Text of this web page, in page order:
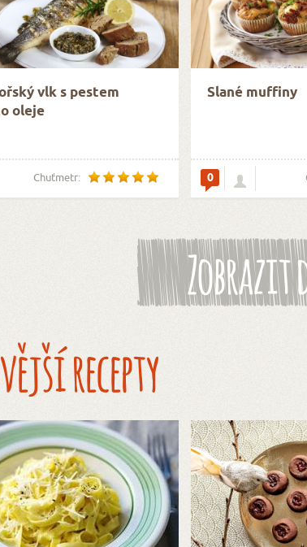
vlk s pestem
oleje
Chuťmetr:
Slané muffiny
0
Zobrazit
recepty